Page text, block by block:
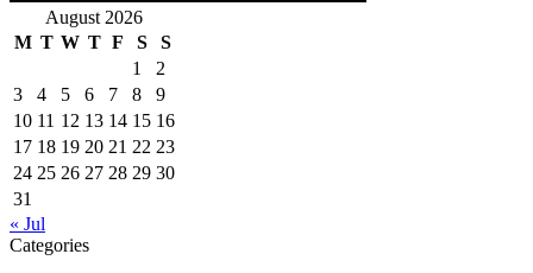
August 2026
M T W T F S
S
1
2
3
4 5 6 7 8
9
10 11 12 13 14 15 16
17 18 19 20 21 22 23
24 25 26 27 28 29 30
31
« Jul
Categories